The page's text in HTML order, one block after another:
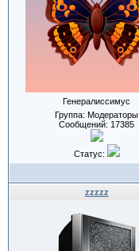
Генералиссимус
Группа: Модераторы
Сообщений: 17385
Статус:
zzzzz